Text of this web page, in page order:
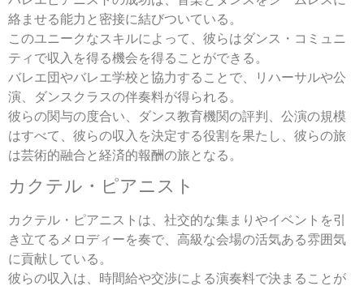
絡ませる能力と密接に結びついている。
このユニークなスキルによって、彼らはダンス・コミュニ
ティで収入を得る機会を得ることができる。
バレエ団やバレエ学校と協力することで、リハーサルや公
演、ダンスクラスの伴奏料が得られる。
彼らの関与の度合い、ダンス教育機関の評判、公演の規模
はすべて、彼らの収入を決定する役割を果たし、彼らの旅
は芸術的融合と経済的報酬の旅となる。
カクテル・ピアニスト
カクテル・ピアニストは、社交的な集まりやイベントを引
き立てるメロディーを奏で、高級な会場の活気ある雰囲気
に貢献している。
彼らの収入は、時間給や交渉による演奏料で決まることが